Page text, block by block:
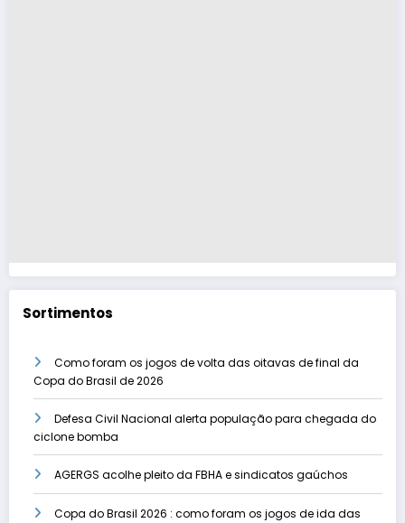
Sortimentos
Como foram os jogos de volta das oitavas de final da
Copa do Brasil de 2026
Defesa Civil Nacional alerta população para chegada do
ciclone bomba
AGERGS acolhe pleito da FBHA e sindicatos gaúchos
Copa do Brasil 2026 : como foram os jogos de ida das